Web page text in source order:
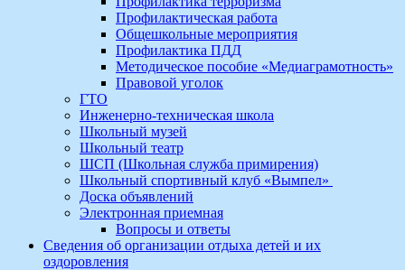
Профилактическая работа
Общешкольные мероприятия
Профилактика ПДД
Методическое пособие «Медиаграмотность»
Правовой уголок
ГТО
Инженерно-техническая школа
Школьный музей
Школьный театр
ШСП (Школьная служба примирения)
Школьный спортивный клуб «Вымпел»
Доска объявлений
Электронная приемная
Вопросы и ответы
Сведения об организации отдыха детей и их
оздоровления